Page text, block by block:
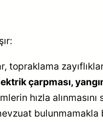
çarpması,
hızla alınmasını
bulunmamakla